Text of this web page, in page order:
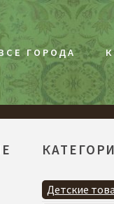
ГОРОДА
Детские